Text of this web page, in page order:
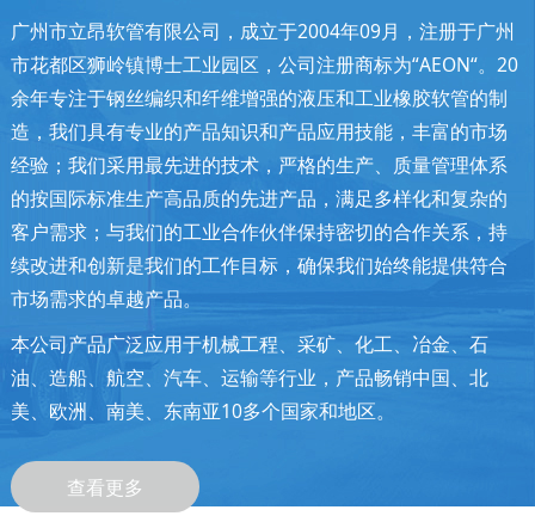
广州市立昂软管有限公司，成立于2004年09月，注册于广州
市花都区狮岭镇博士工业园区，公司注册商标为“AEON“。20
余年专注于钢丝编织和纤维增强的液压和工业橡胶软管的制
造，我们具有专业的产品知识和产品应用技能，丰富的市场
经验；我们采用最先进的技术，严格的生产、质量管理体系
的按国际标准生产高品质的先进产品，满足多样化和复杂的
客户需求；与我们的工业合作伙伴保持密切的合作关系，持
续改进和创新是我们的工作目标，确保我们始终能提供符合
市场需求的卓越产品。
本公司产品广泛应用于机械工程、采矿、化工、冶金、石
油、造船、航空、汽车、运输等行业，产品畅销中国、北
美、欧洲、南美、东南亚10多个国家和地区。
查看更多